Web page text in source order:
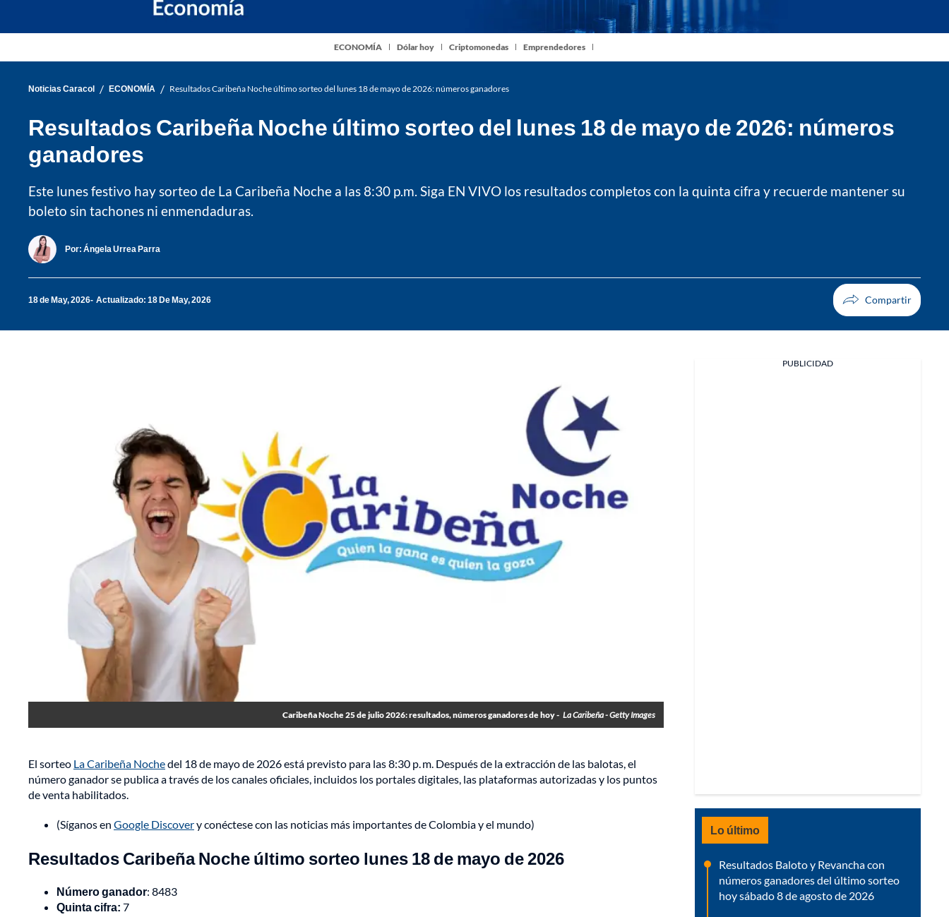
ECONOMÍA Dólar hoy Criptomonedas Emprendedores
Noticias Caracol / ECONOMÍA / Resultados Caribeña Noche último sorteo del lunes 18 de mayo de 2026: números ganadores
Resultados Caribeña Noche último sorteo del lunes 18 de mayo de 2026: números
ganadores
Este lunes festivo hay sorteo de La Caribeña Noche a las 8:30 p.m. Siga EN VIVO los resultados completos con la quinta cifra y recuerde mantener su
boleto sin tachones ni enmendaduras.
Por: Ángela Urrea Parra
18 de May, 2026 Actualizado: 18 De May, 2026
Caribeña Noche 25 de julio 2026: resultados, números ganadores de hoy - La Caribeña - Getty Images
El sorteo La Caribeña Nochedel 18 de mayo de 2026 está previsto para las 8:30 p. m. Después de la extracción de las balotas, el
número ganador se publica a través de los canales oficiales, incluidos los portales digitales, las plataformas autorizadas y los puntos
de venta habilitados.
(Síganos en Google Discovery conéctese con las noticias más importantes de Colombia y el mundo)
Resultados Caribeña Noche último sorteo lunes 18 de mayo de 2026
Número ganador: 8483
Quinta cifra: 7
PUBLICIDAD
Lo último
Resultados Baloto y Revancha con
números ganadores del último sorteo
hoy sábado 8 de agosto de 2026